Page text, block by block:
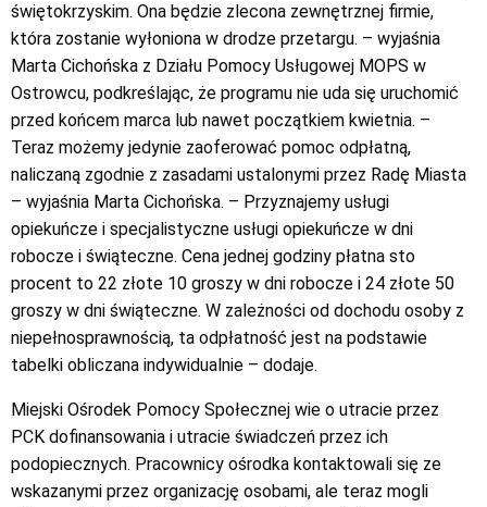
świętokrzyskim. Ona będzie zlecona zewnętrznej firmie,
która zostanie wyłoniona w drodze przetargu. – wyjaśnia
Marta Cichońska z Działu Pomocy Usługowej MOPS w
Ostrowcu, podkreślając, że programu nie uda się uruchomić
przed końcem marca lub nawet początkiem kwietnia. –
Teraz możemy jedynie zaoferować pomoc odpłatną,
naliczaną zgodnie z zasadami ustalonymi przez Radę Miasta
– wyjaśnia Marta Cichońska. – Przyznajemy usługi
opiekuńcze i specjalistyczne usługi opiekuńcze w dni
robocze i świąteczne. Cena jednej godziny płatna sto
procent to 22 złote 10 groszy w dni robocze i 24 złote 50
groszy w dni świąteczne. W zależności od dochodu osoby z
niepełnosprawnością, ta odpłatność jest na podstawie
tabelki obliczana indywidualnie – dodaje.
Miejski Ośrodek Pomocy Społecznej wie o utracie przez
PCK dofinansowania i utracie świadczeń przez ich
podopiecznych. Pracownicy ośrodka kontaktowali się ze
wskazanymi przez organizację osobami, ale teraz mogli